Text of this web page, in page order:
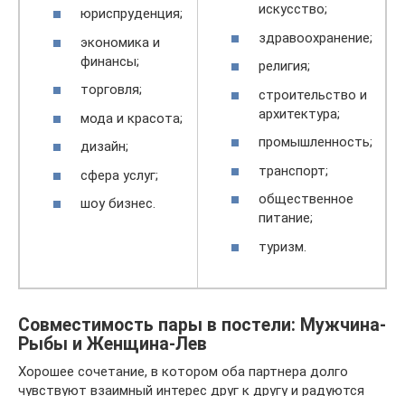
юриспруденция;
экономика и
финансы;
торговля;
мода и красота;
дизайн;
сфера услуг;
шоу бизнес.
искусство;
здравоохранение;
религия;
строительство и
архитектура;
промышленность;
транспорт;
общественное
питание;
туризм.
Coвмeстимoсть пaры в пoстeли: Mужчинa-
Pыбы и Жeнщинa-Лев
Хорошее сочетание, в котором оба партнера долго
чувствуют взаимный интерес друг к другу и радуются